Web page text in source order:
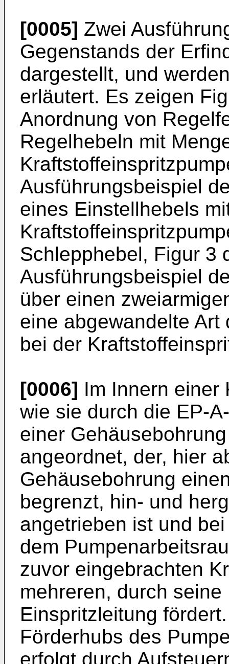
[0005] Zwei
Gegenstands der
dargestellt, und
erläutert. Es zeigen
Anordnung von
Regelhebeln mit
Ausführungsbeispiel
eines Einstellhebels
Schlepphebel, Figur 3
Ausführungsbeispiel
über einen
eine abgewandelte
bei der
[0006] Im Innern einer
wie sie durch die EP-
einer
angeordnet, der, hier
Gehäusebohrung
begrenzt, hin- und
angetrieben ist und
dem
zuvor eingebrachten
mehreren, durch
Einspritzleitung
Förderhubs des
erfolgt durch